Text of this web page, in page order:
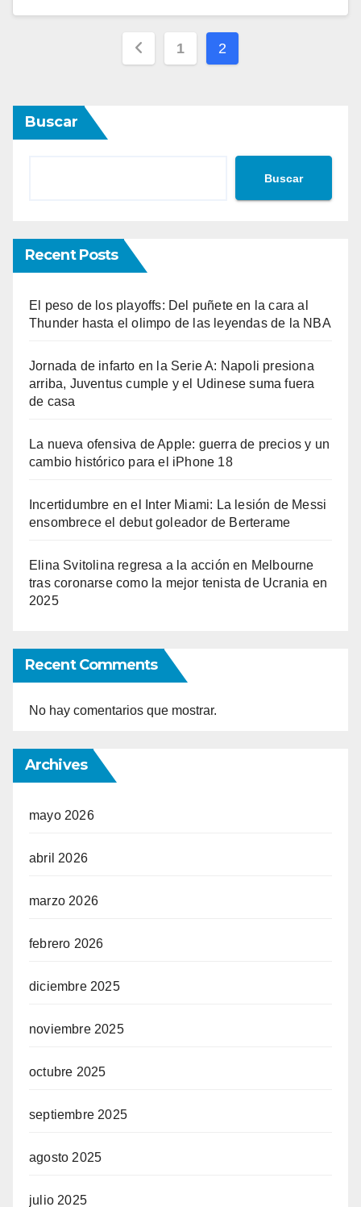
Paginación
1 2
Buscar
Buscar
Recent Posts
El peso de los playoffs: Del puñete en la cara al
Thunder hasta el olimpo de las leyendas de la NBA
Jornada de infarto en la Serie A: Napoli presiona
arriba, Juventus cumple y el Udinese suma fuera
de casa
La nueva ofensiva de Apple: guerra de precios y un
cambio histórico para el iPhone 18
Incertidumbre en el Inter Miami: La lesión de Messi
ensombrece el debut goleador de Berterame
Elina Svitolina regresa a la acción en Melbourne
tras coronarse como la mejor tenista de Ucrania en
2025
Recent Comments
No hay comentarios que mostrar.
Archives
mayo 2026
abril 2026
marzo 2026
febrero 2026
diciembre 2025
noviembre 2025
octubre 2025
septiembre 2025
agosto 2025
julio 2025